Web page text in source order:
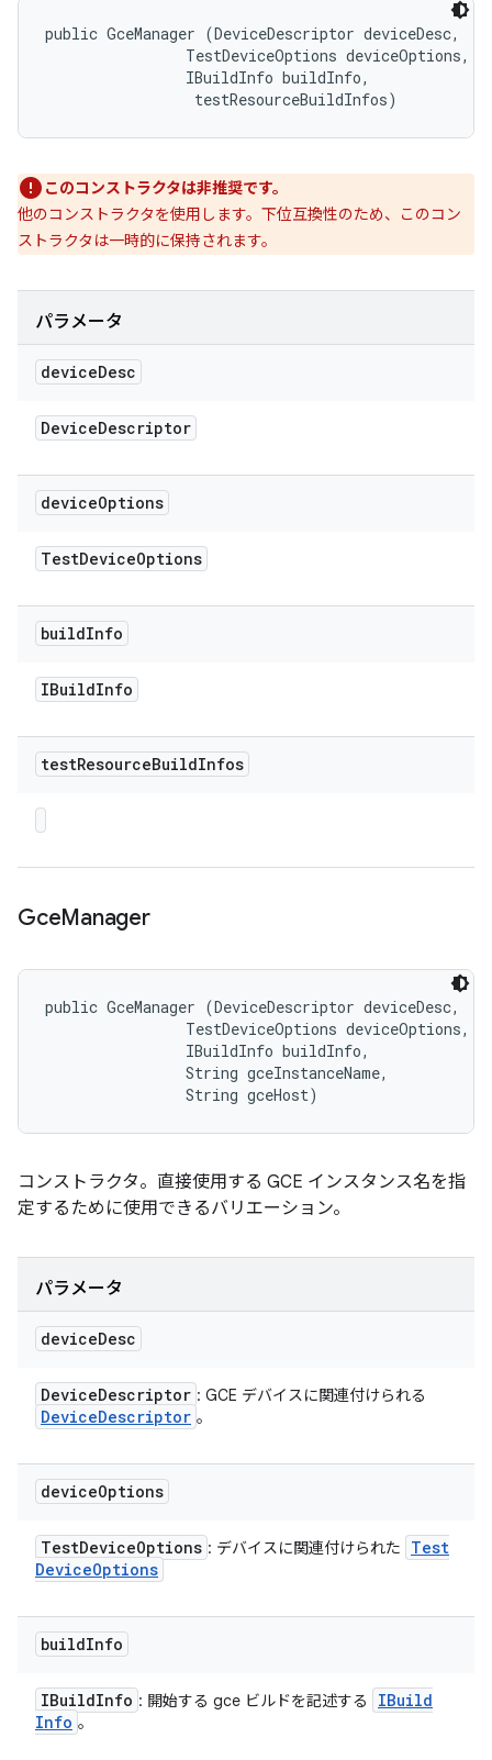
public GceManager (DeviceDescriptor deviceDesc,
                TestDeviceOptions deviceOptions,
                IBuildInfo buildInfo,
testResourceBuildInfos)
このコンストラクタは非推奨です。
他のコンストラクタを使用します。下位互換性のため、このコン
ストラクタは一時的に保持されます。
パラメータ
deviceDesc
DeviceDescriptor
deviceOptions
TestDeviceOptions
buildInfo
IBuildInfo
testResourceBuildInfos
GceManager
public GceManager (DeviceDescriptor deviceDesc,
                TestDeviceOptions deviceOptions,
                IBuildInfo buildInfo,
                String gceInstanceName,
                String gceHost)
コンストラクタ。直接使用する GCE インスタンス名を指
定するために使用できるバリエーション。
パラメータ
deviceDesc
DeviceDescriptor : GCE デバイスに関連付けられる
DeviceDescriptor 。
deviceOptions
TestDeviceOptions : デバイスに関連付けられた
Test
DeviceOptions
buildInfo
IBuildInfo : 開始する gce ビルドを記述する
IBuild
Info 。